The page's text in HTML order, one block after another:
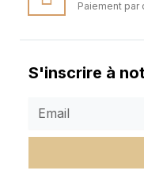
Paiement par
S'inscrire à